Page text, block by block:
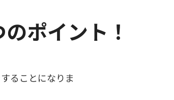
ポイント！
ることになりま